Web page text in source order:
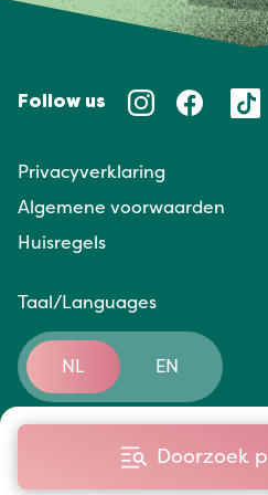
Doorzoek
Follow us
Privacyverklaring
Algemene voorwaarden
Huisregels
Taal/Languages
NL EN